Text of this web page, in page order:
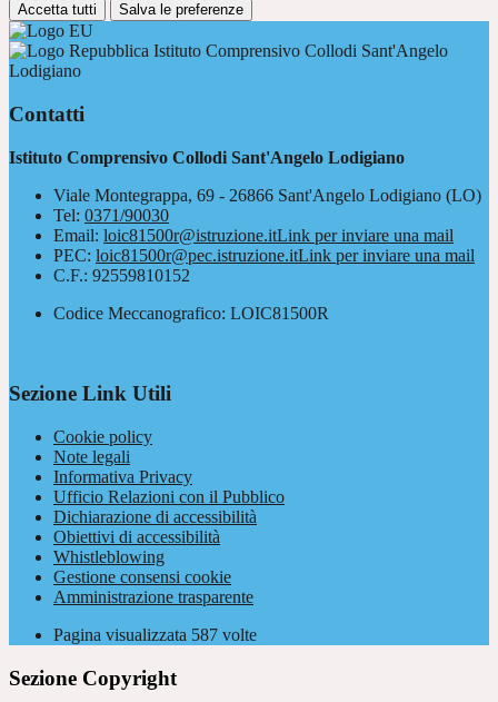
Accetta tutti Salva le preferenze
Istituto Comprensivo Collodi Sant'Angelo
Lodigiano
Contatti
Istituto Comprensivo Collodi Sant'Angelo Lodigiano
Viale Montegrappa, 69 - 26866 Sant'Angelo Lodigiano (LO)
Tel: 0371/90030
Email: loic81500r@istruzione.itLink per inviare una mail
PEC: loic81500r@pec.istruzione.itLink per inviare una mail
C.F.: 92559810152
Codice Meccanografico: LOIC81500R
Sezione Link Utili
Cookie policy
Note legali
Informativa Privacy
Ufficio Relazioni con il Pubblico
Dichiarazione di accessibilità
Obiettivi di accessibilità
Whistleblowing
Gestione consensi cookie
Amministrazione trasparente
Pagina visualizzata 587 volte
Sezione Copyright